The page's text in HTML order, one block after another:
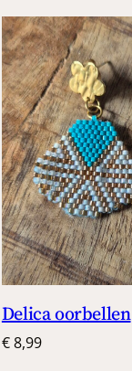
Delica oorbellen
€8,99